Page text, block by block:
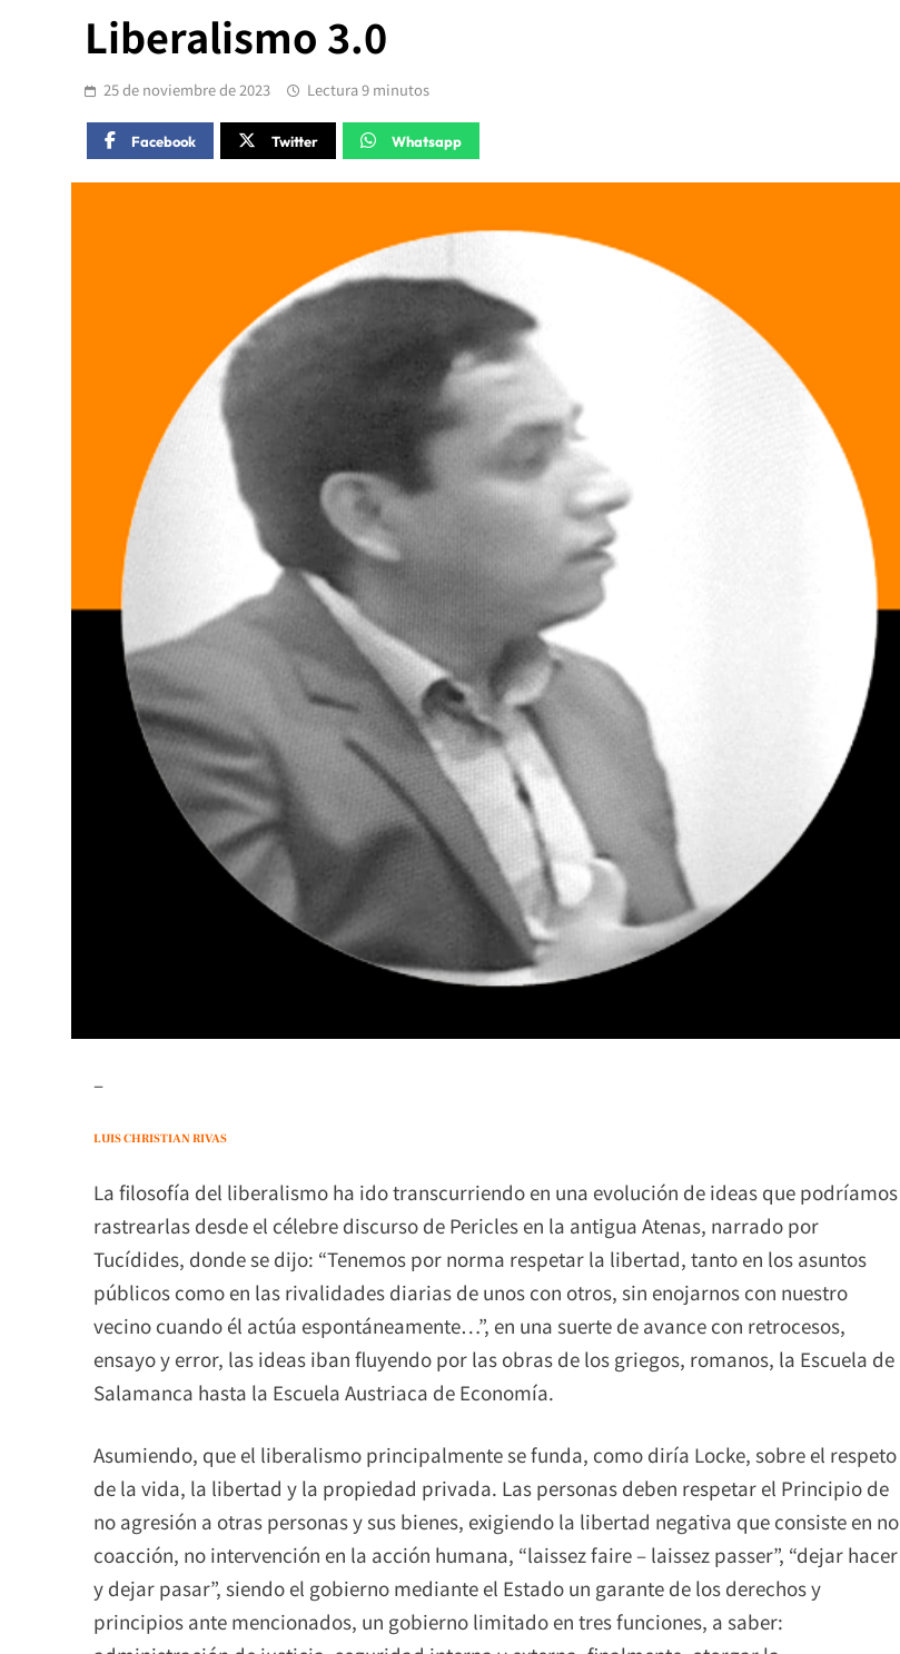
Liberalismo 3.0
25 de noviembre de 2023 Lectura 9 minutos
Facebook Twitter Whatsapp
–
LUIS CHRISTIAN RIVAS
La filosofía del liberalismo ha ido transcurriendo en una evolución de ideas que podríamos
rastrearlas desde el célebre discurso de Pericles en la antigua Atenas, narrado por
Tucídides, donde se dijo: “Tenemos por norma respetar la libertad, tanto en los asuntos
públicos como en las rivalidades diarias de unos con otros, sin enojarnos con nuestro
vecino cuando él actúa espontáneamente…”, en una suerte de avance con retrocesos,
ensayo y error, las ideas iban fluyendo por las obras de los griegos, romanos, la Escuela de
Salamanca hasta la Escuela Austriaca de Economía.
Asumiendo, que el liberalismo principalmente se funda, como diría Locke, sobre el respeto
de la vida, la libertad y la propiedad privada. Las personas deben respetar el Principio de
no agresión a otras personas y sus bienes, exigiendo la libertad negativa que consiste en no
coacción, no intervención en la acción humana, “laissez faire – laissez passer”, “dejar hacer
y dejar pasar”, siendo el gobierno mediante el Estado un garante de los derechos y
principios ante mencionados, un gobierno limitado en tres funciones, a saber: